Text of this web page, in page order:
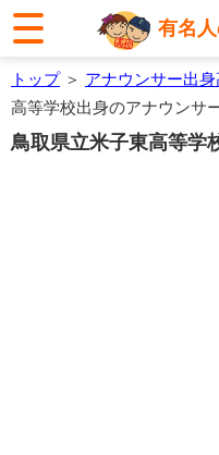
有名
トップ＞ アナウンサー出
高等学校出身のアナウンサ
鳥取県立米子東高等学